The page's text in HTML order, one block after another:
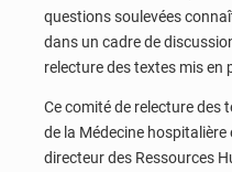
questions soulevées
dans un cadre de
relecture des textes mis en
Ce comité de relecture des
de la Médecine
directeur des Ressources